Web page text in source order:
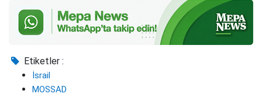
Etiketler :
İsrail
MOSSAD